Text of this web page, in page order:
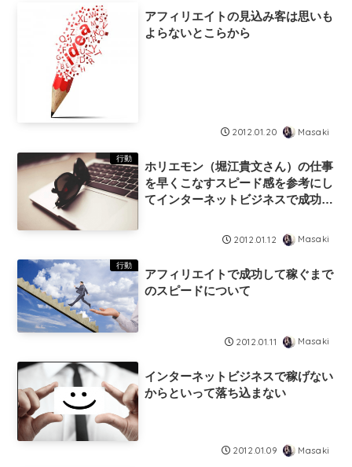
アフィリエイトの見込み客は思いも
よらないとこらから
2012.01.20 Masaki
行動
ホリエモン（堀江貴文さん）の仕事
を早くこなすスピード感を参考にし
てインターネットビジネスで成功し
2012.01.12 Masaki
行動
アフィリエイトで成功して稼ぐまで
のスピードについて
2012.01.11 Masaki
インターネットビジネスで稼げない
からといって落ち込まない
2012.01.09 Masaki